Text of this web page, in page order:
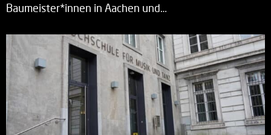
Baumeister*innen in Aachen und…